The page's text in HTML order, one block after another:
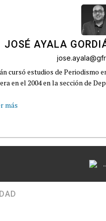
JOSÉ AYALA
cursó estudios de Periodismo
en el 2004 en la sección de
más